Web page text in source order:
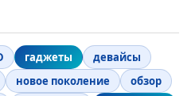
гаджеты
девайсы
новое поколение
обзор